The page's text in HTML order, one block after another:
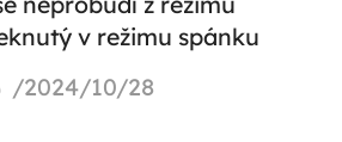
v režimu spánku
/2024/10/28